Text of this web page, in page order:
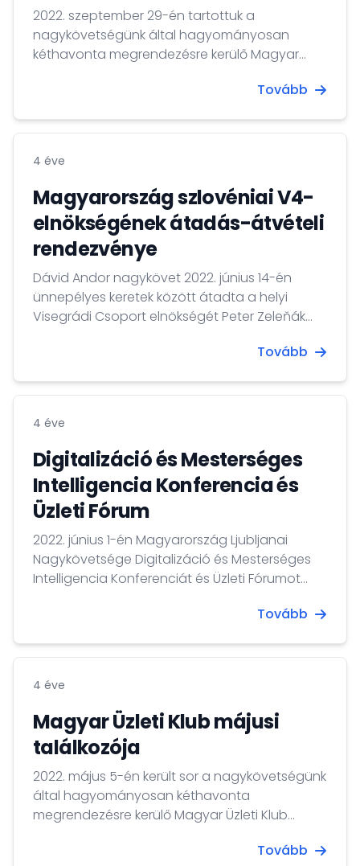
2022. szeptember 29-én tartottuk a
nagykövetségünk által hagyományosan
kéthavonta megrendezésre kerülő Magyar
Tovább
4 éve
Magyarország szlovéniai V4-
elnökségének átadás-átvételi
rendezvénye
Dávid Andor nagykövet 2022. június 14-én
ünnepélyes keretek között átadta a helyi
Visegrádi Csoport elnökségét Peter Zeleňák
Tovább
4 éve
Digitalizáció és Mesterséges
Intelligencia Konferencia és
Üzleti Fórum
2022. június 1-én Magyarország Ljubljanai
Nagykövetsége Digitalizáció és Mesterséges
Intelligencia Konferenciát és Üzleti Fórumot
Tovább
4 éve
Magyar Üzleti Klub májusi
találkozója
2022. május 5-én került sor a nagykövetségünk
által hagyományosan kéthavonta
megrendezésre kerülő Magyar Üzleti Klub
Tovább